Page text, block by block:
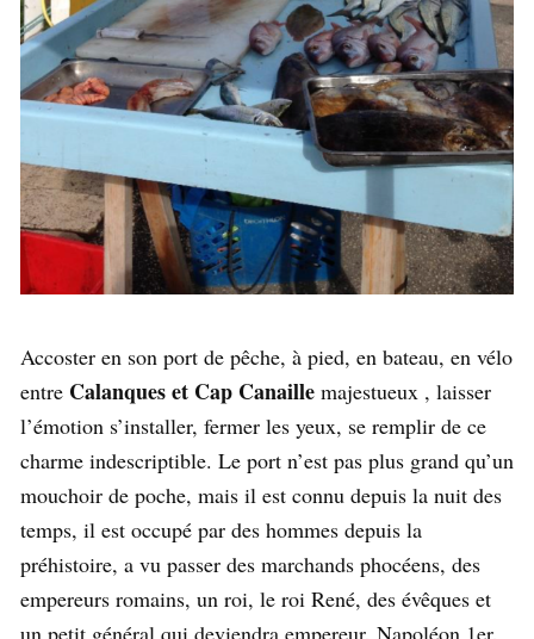
Accoster en son port de pêche, à pied, en bateau, en vélo
entre Calanques et Cap Canaille majestueux , laisser
l’émotion s’installer, fermer les yeux, se remplir de ce
charme indescriptible. Le port n’est pas plus grand qu’un
mouchoir de poche, mais il est connu depuis la nuit des
temps, il est occupé par des hommes depuis la
préhistoire, a vu passer des marchands phocéens, des
empereurs romains, un roi, le roi René, des évêques et